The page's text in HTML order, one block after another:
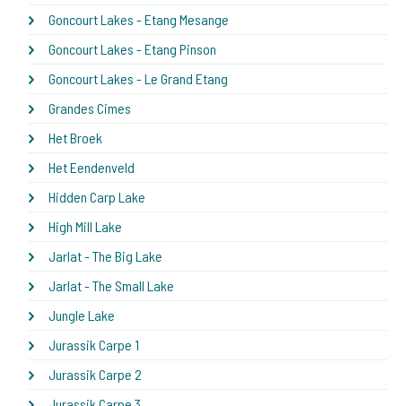
Goncourt Lakes - Etang Mesange
Goncourt Lakes - Etang Pinson
Goncourt Lakes - Le Grand Etang
Grandes Cimes
Het Broek
Het Eendenveld
Hidden Carp Lake
High Mill Lake
Jarlat - The Big Lake
Jarlat - The Small Lake
Jungle Lake
Jurassik Carpe 1
Jurassik Carpe 2